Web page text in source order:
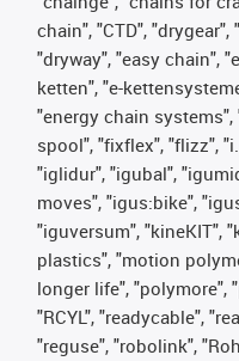
chain", "CTD",
"dryway", "easy chain",
ketten", "e-
"energy chain systems",
spool", "fixflex", "flizz",
"iglidur", "igubal",
moves", "igus:bike",
"iguversum", "kineKIT",
plastics", "motion
longer life", "polymore",
"RCYL", "readycable",
"reguse", "robolink",